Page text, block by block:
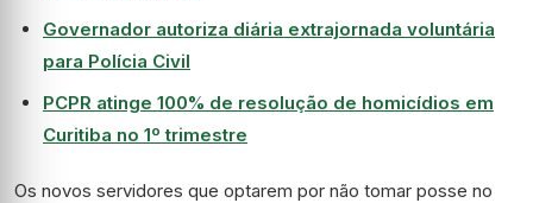
Governador autoriza diária extrajornada voluntária
para Polícia Civil
PCPR atinge 100% de resolução de homicídios em
Curitiba no 1º trimestre
Os novos servidores que optarem por não tomar posse no